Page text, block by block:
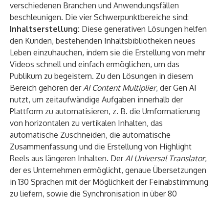
verschiedenen Branchen und Anwendungsfällen
beschleunigen. Die vier Schwerpunktbereiche sind:
Inhaltserstellung: Diese generativen Lösungen helfen
den Kunden, bestehenden Inhaltsbibliotheken neues
Leben einzuhauchen, indem sie die Erstellung von mehr
Videos schnell und einfach ermöglichen, um das
Publikum zu begeistern. Zu den Lösungen in diesem
Bereich gehören derAI Content Multiplier, der Gen AI
nutzt, um zeitaufwändige Aufgaben innerhalb der
Plattform zu automatisieren, z. B. die Umformatierung
von horizontalen zu vertikalen Inhalten, das
automatische Zuschneiden, die automatische
Zusammenfassung und die Erstellung von Highlight
Reels aus längeren Inhalten. DerAI Universal Translator,
der es Unternehmen ermöglicht, genaue Übersetzungen
in 130 Sprachen mit der Möglichkeit der Feinabstimmung
zu liefern, sowie die Synchronisation in über 80